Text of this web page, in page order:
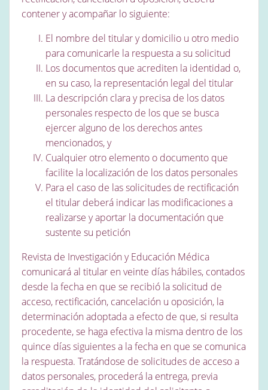
contener y acompañar lo siguiente:
El nombre del titular y domicilio u otro medio
para comunicarle la respuesta a su solicitud
Los documentos que acrediten la identidad o,
en su caso, la representación legal del titular
La descripción clara y precisa de los datos
personales respecto de los que se busca
ejercer alguno de los derechos antes
mencionados, y
Cualquier otro elemento o documento que
facilite la localización de los datos personales
Para el caso de las solicitudes de rectificación
el titular deberá indicar las modificaciones a
realizarse y aportar la documentación que
sustente su petición
Revista de Investigación y Educación Médica
comunicará al titular en veinte días hábiles, contados
desde la fecha en que se recibió la solicitud de
acceso, rectificación, cancelación u oposición, la
determinación adoptada a efecto de que, si resulta
procedente, se haga efectiva la misma dentro de los
quince días siguientes a la fecha en que se comunica
la respuesta. Tratándose de solicitudes de acceso a
datos personales, procederá la entrega, previa